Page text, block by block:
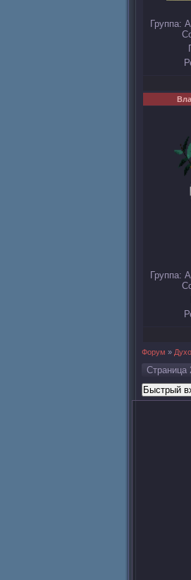
Группа:
Группа:
Форум »
Страница